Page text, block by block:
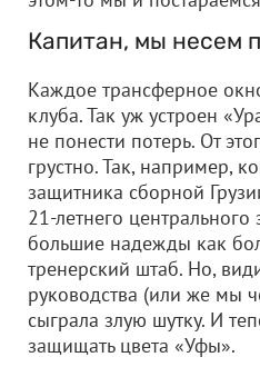
Капитан, мы несем
Каждое трансферное
клуба. Так уж устроен
не понести потерь. От
грустно. Так, например,
защитника сборной
21-летнего
большие надежды как
тренерский штаб. Но,
руководства (или же мы
сыграла злую шутку. И
защищать цвета «Уфы».